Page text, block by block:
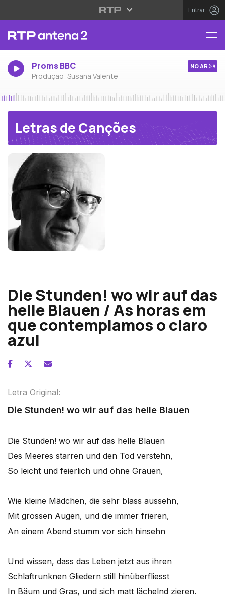
Entrar
Proms BBC
Produção: Susana Valente
NO AR
Letras de Canções
Die Stunden! wo wir auf das
helle Blauen / As horas em
que contemplamos o claro
azul
Letra Original:
Die Stunden! wo wir auf das helle Blauen
Die Stunden! wo wir auf das helle Blauen
Des Meeres starren und den Tod verstehn,
So leicht und feierlich und ohne Grauen,
Wie kleine Mädchen, die sehr blass aussehn,
Mit grossen Augen, und die immer frieren,
An einem Abend stumm vor sich hinsehn
Und wissen, dass das Leben jetzt aus ihren
Schlaftrunknen Gliedern still hinüberfliesst
In Bäum und Gras, und sich matt lächelnd zieren.